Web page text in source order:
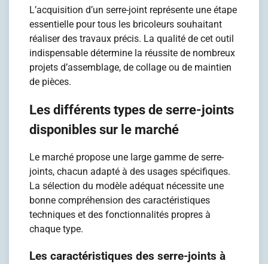
L’acquisition d’un serre-joint représente une étape
essentielle pour tous les bricoleurs souhaitant
réaliser des travaux précis. La qualité de cet outil
indispensable détermine la réussite de nombreux
projets d’assemblage, de collage ou de maintien
de pièces.
Les différents types de serre-joints
disponibles sur le marché
Le marché propose une large gamme de serre-
joints, chacun adapté à des usages spécifiques.
La sélection du modèle adéquat nécessite une
bonne compréhension des caractéristiques
techniques et des fonctionnalités propres à
chaque type.
Les caractéristiques des serre-joints à